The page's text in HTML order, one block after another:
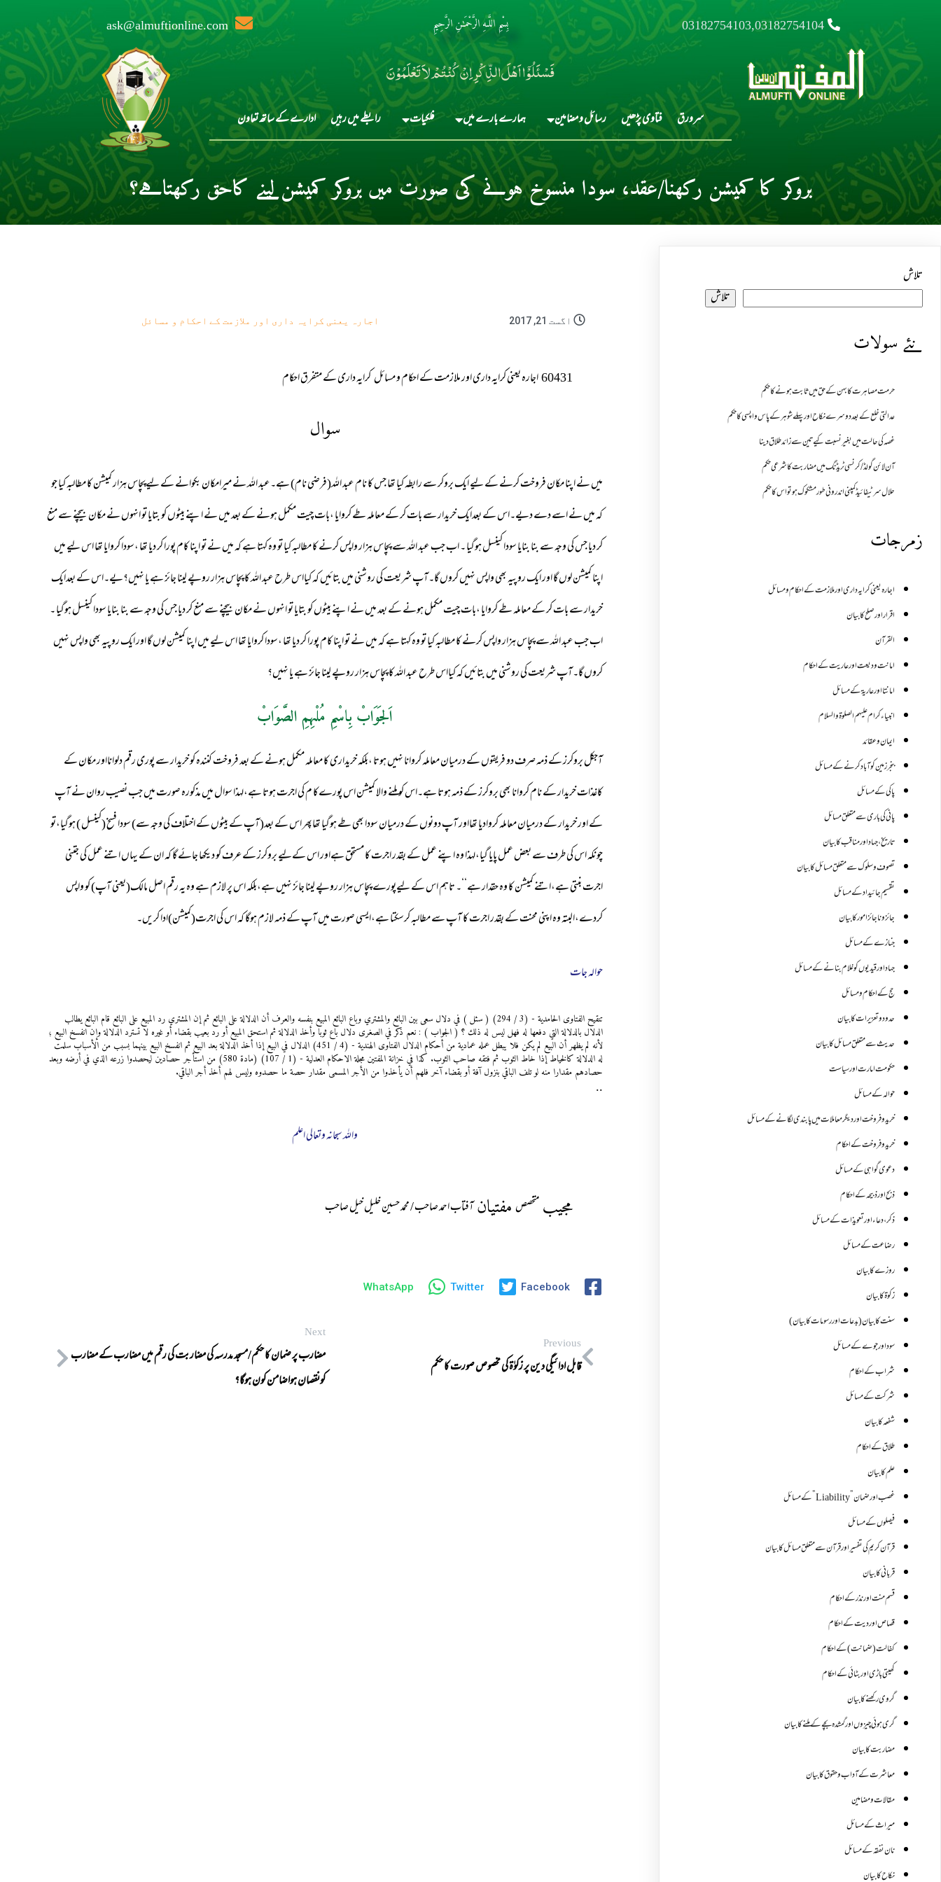
03182754103,03182754104 بِسْمِ اللَّـهِ الرَّحْمَـٰنِ الرَّحِيمِ ask@almuftionline.com
فَسْئَلُوْٓا اَہْلَ الذِّکْرِ اِنْ کُنْتُمْ لاَ تَعْلَمُوْنَ
سرورق فتاوی پڑھیں رسائل و مضامین ہمارے بارے میں فلکیات رابطے میں رہیں ادارے کے ساتھ تعاون
بروکر کا کمیشن رکھنا/عقد، سودا منسوخ ہونے کی صورت میں بروکر کمیشن لینے کاحق رکھتاہے؟
اگست 21, 2017 اجارہ یعنی کرایہ داری اور ملازمت کے احکام و مسائل
60431اجارہ یعنی کرایہ داری اور ملازمت کے احکام و مسائل کرایہ داری کے متفرق احکام
سوال
میں نے اپنا مکان فروخت کرنے کے لیے ایک بروکر سے رابطہ کیا تھا جس کا نام عبد اللہ(فرضی نام) ہے۔عبد اللہ نے میرامکان بکوانے کے لیےپچاس ہزار کمیشن کا مطالبہ کیا جو
کہ میں نے اسے دے دیے۔اس کے بعدایک خریدار سے بات کر کے معاملہ طے کروایا ،بات چیت مکمل ہونے کے بعد میں نے اپنے بیٹوں کو بتایا تو انہوں نے مکان بیچنے سے منع
کر دیا جس کی وجہ سے بنا بنایا سودا کینسل ہوگیا ۔ اب جب عبد اللہ سے پچاس ہزار واپس کرنے کا مطالبہ کیا تو وہ کہتا ہے کہ میں نے تو اپنا کام پورا کر دیا تھا ،سودا کروایا تھا اس لیے میں
اپنا کمیشن لوں گا اور ایک روپیہ بھی واپس نہیں کروں گا۔آپ شریعت کی روشنی میں بتائیں کہ کیااس طرح عبد اللہ کا پچاس ہزار روپے لینا جائز ہے یا نہیں؟یے۔اس کے بعدایک
خریدار سے بات کر کے معاملہ طے کروایا ،بات چیت مکمل ہونے کے بعد میں نے اپنے بیٹوں کو بتایا تو انہوں نے مکان بیچنے سے منع کر دیا جس کی وجہ سے بنا بنایا سودا کینسل ہوگیا ۔
اب جب عبد اللہ سے پچاس ہزار واپس کرنے کا مطالبہ کیا تو وہ کہتا ہے کہ میں نے تو اپنا کام پورا کر دیا تھا ،سودا کروایا تھا اس لیے میں اپنا کمیشن لوں گا اور ایک روپیہ بھی واپس نہیں
کروں گا۔آپ شریعت کی روشنی میں بتائیں کہ کیااس طرح عبد اللہ کا پچاس ہزار روپے لینا جائز ہے یا نہیں؟
اَلجَوَابْ بِاسْمِ مُلْہِمِ الصَّوَابْ
آجکل بروکرز کے ذمہ صرف دو فریقوں کے درمیان معاملہ کروانا نہیں ہوتا ،بلکہ خریداری کا معاملہ مکمل ہونے کے بعد فروخت کنندہ کو خریدار سے پوری رقم دلوانااور مکان کے
کاغذات خریدار کے نام کروانا بھی بروکرز کے ذمہ ہوتا ہے۔اس کو ملنے والا کمیشن اس پورےکا م کی اجرت ہوتا ہے،لہذا سوال میں مذکورہ صورت میں جب نصیب روان نے آپ
کے اور خریدار کے درمیان معاملہ کروادیا تھااور آپ دونوں کے درمیان سودا بھی طے ہوگیا تھاپھر اس کے بعد(آپ کے بیٹوں کے اختلاف کی وجہ سے) سودا فسخ (کینسل ) ہوگیا،تو
چونکہ اس کی طرف سے بعض عمل پایا گیا،لہذا وہ اپنے عمل کے بقدر اجرت کا مستحق ہےاور اس کےلیے بروکرز کے عرف کو دیکھا جائے گا کہ ان کے یہاں اتنے عمل کی جتنی
اجرت بنتی ہے،اتنے کمیشن کا وہ حقدار ہے‘‘۔ تاہم اس کے لیےپورے پچاس ہزار روپے لینا جائز نہیں ہے،بلکہ اس پر لازم ہے وہ یہ رقم اصل مالک(یعنی آپ) کو واپس
کردے،البتہ وہ اپنی محنت کے بقدر اجرت کا آپ سے مطالبہ کرسکتا ہے،ایسی صورت میں آپ کے ذمہ لازم ہوگا کہ اس کی اجرت(کمیشن)ادا کریں۔
حوالہ جات
تنقيح الفتاوى الحامدية - (3 / 294) ( سئل ) في دلال سعى بين البائع والمشتري وباع البائع المبيع بنفسه والعرف أن الدلالة على البائع ثم إن المشتري رد المبيع على البائع قام البائع يطالب
الدلال بالدلالة التي دفعها له فهل ليس له ذلك ؟ ( الجواب ) : نعم ذكر في الصغرى دلال باع ثوبا وأخذ الدلالة ثم استحق المبيع أو رد بعيب بقضاء أو غيره لا تسترد الدلالة وإن انفسخ البيع ؛
لأنه لم يظهر أن البيع لم يكن فلا يبطل عمله عمادية من أحكام الدلال الفتاوى الهندية - (4 / 451) الدلال في البيع إذا أخذ الدلالة بعد البيع ثم انفسخ البيع بينهما بسبب من الأسباب سلمت
له الدلالة كالخياط إذا خاط الثوب ثم فتقه صاحب الثوب. كذا في خزانة المفتين مجلة الاحكام العدلية - (1 / 107) (مادة 580) من استأجر حصادين ليحصدوا زرعه الذي في أرضه وبعد
حصادهم مقدارا منه لو تلف الباقي بنزول آفة أو بقضاء آخر فلهم أن يأخذوا من الأجر المسمى مقدار حصة ما حصدوه وليس لهم أخذ أجر الباقي.
..
واللہ سبحانہ وتعالی اعلم
مجیب متخصص مفتیانآفتاب احمد صاحب / محمد حسین خلیل خیل صاحب
Facebook
Twitter
WhatsApp
Previous
قابل ادائیگی دین پر زکوٰۃ کی مخصوص صورت کا حکم
Next
مضارب پر ضمان کا حکم/مسجد مدرسہ کی مضاربت کی رقم میں مضارب کے مضارب
کونقصان ہواضامن کون ہوگا؟
تلاش
تلاش
نئے سولات
حرمت مصاہرت کا بہن کے حق میں ثابت ہونے کا حکم
عدالتی خلع کے بعد دوسرے نکاح اور پہلے شوہر کے پاس واپسی کا حکم
غصہ کی حالت میں بغیر نسبت کیے تین سے زائد طلاق دینا
آن لائن گولڈ /کرنسی ٹریڈنگ میں مضاربت کا شرعی حکم
حلال سرٹیفائیڈ کمپنی اندرونی طور مشکوک ہو تو اس کا حکم
زمرجات
اجارہ یعنی کرایہ داری اور ملازمت کے احکام و مسائل
اقرار اور صلح کا بیان
القرآن
امانت ودیعت اورعاریت کے احکام
امانتا اور عاریة کے مسائل
انبیاء کرام علیہم الصلوۃ والسلام
ایمان وعقائد
بنجر زمین کو آباد کرنے کے مسائل
پاکی کے مسائل
پانی کی باری سے متعلق مسائل
تاریخ،جہاد اور مناقب کا بیان
تصوف و سلوک سے متعلق مسائل کا بیان
تقسیم جائیداد کے مسائل
جائز و ناجائزامور کا بیان
جنازے کےمسائل
جہاد اور قیدیوں کو غلام بنانے کے مسائل
حج کے احکام ومسائل
حدود و تعزیرات کا بیان
حدیث سے متعلق مسائل کا بیان
حکومت امارت اور سیاست
حوالہ کے مسائل
خرید و فروخت اور دیگر معاملات میں پابندی لگانے کے مسائل
خرید و فروخت کے احکام
دعوی گواہی کے مسائل
ذبح اور ذبیحہ کے احکام
ذکر،دعاء اور تعویذات کے مسائل
رضاعت کے مسائل
روزے کا بیان
زکوة کابیان
سنت کا بیان (بدعات اور رسومات کا بیان)
سود اور جوے کے مسائل
شراب کے احکام
شرکت کے مسائل
شفعہ کا بیان
طلاق کے احکام
علم کا بیان
غصب اورضمان”Liability” کے مسائل
فیصلوں کے مسائل
قرآن کریم کی تفسیر اور قرآن سے متعلق مسائل کا بیان
قربانی کا بیان
قسم منت اور نذر کے احکام
قصاص اور دیت کے احکام
کفالت (ضمانت) کے احکام
کھیتی باڑی اور بٹائی کے احکام
گروی رکھنے کا بیان
گری ہوئی چیزوں اورگمشدہ بچے کے ملنے کا بیان
مضاربت کا بیان
معاشرت کے آداب و حقوق کا بیان
مقالات ومضامین
میراث کے مسائل
نان نفقہ کے مسائل
نکاح کا بیان